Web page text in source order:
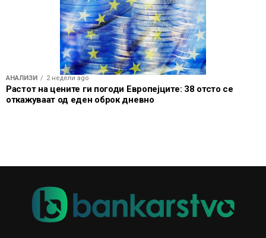
АНАЛИЗИ 2 недели ago
Растот на цените ги погоди Европејците: 38 отсто се
откажуваат од еден оброк дневно